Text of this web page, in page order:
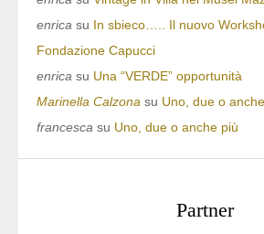
enrica su In sbieco….. Il nuovo
Fondazione Capucci
enrica su Una “VERDE” opportunità
Marinella Calzona su Uno, due o
francesca su Uno, due o anche più
Partner